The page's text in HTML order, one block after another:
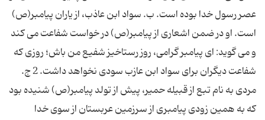
عصر رسول خدا بوده است. ب. سواد ابن عاذب، از یاران پیامبر(ص)
است. او در ضمن اشعاری از پیامبر(ص) در خواست شفاعت می کند
و می گوید: ای پیامبر گرامی، روز رستاخیز شفیع من باش؛ روزی که
شفاعت دیگران برای سواد ابن عازب سودی نخواهد داشت. 2 ج.
مردی به نام تبع از قبیله حمیر، پیش از تولد پیامبر(ص) شنیده بود
که به همین زودی پیامبری از سرزمین عربستان از سوی خدا